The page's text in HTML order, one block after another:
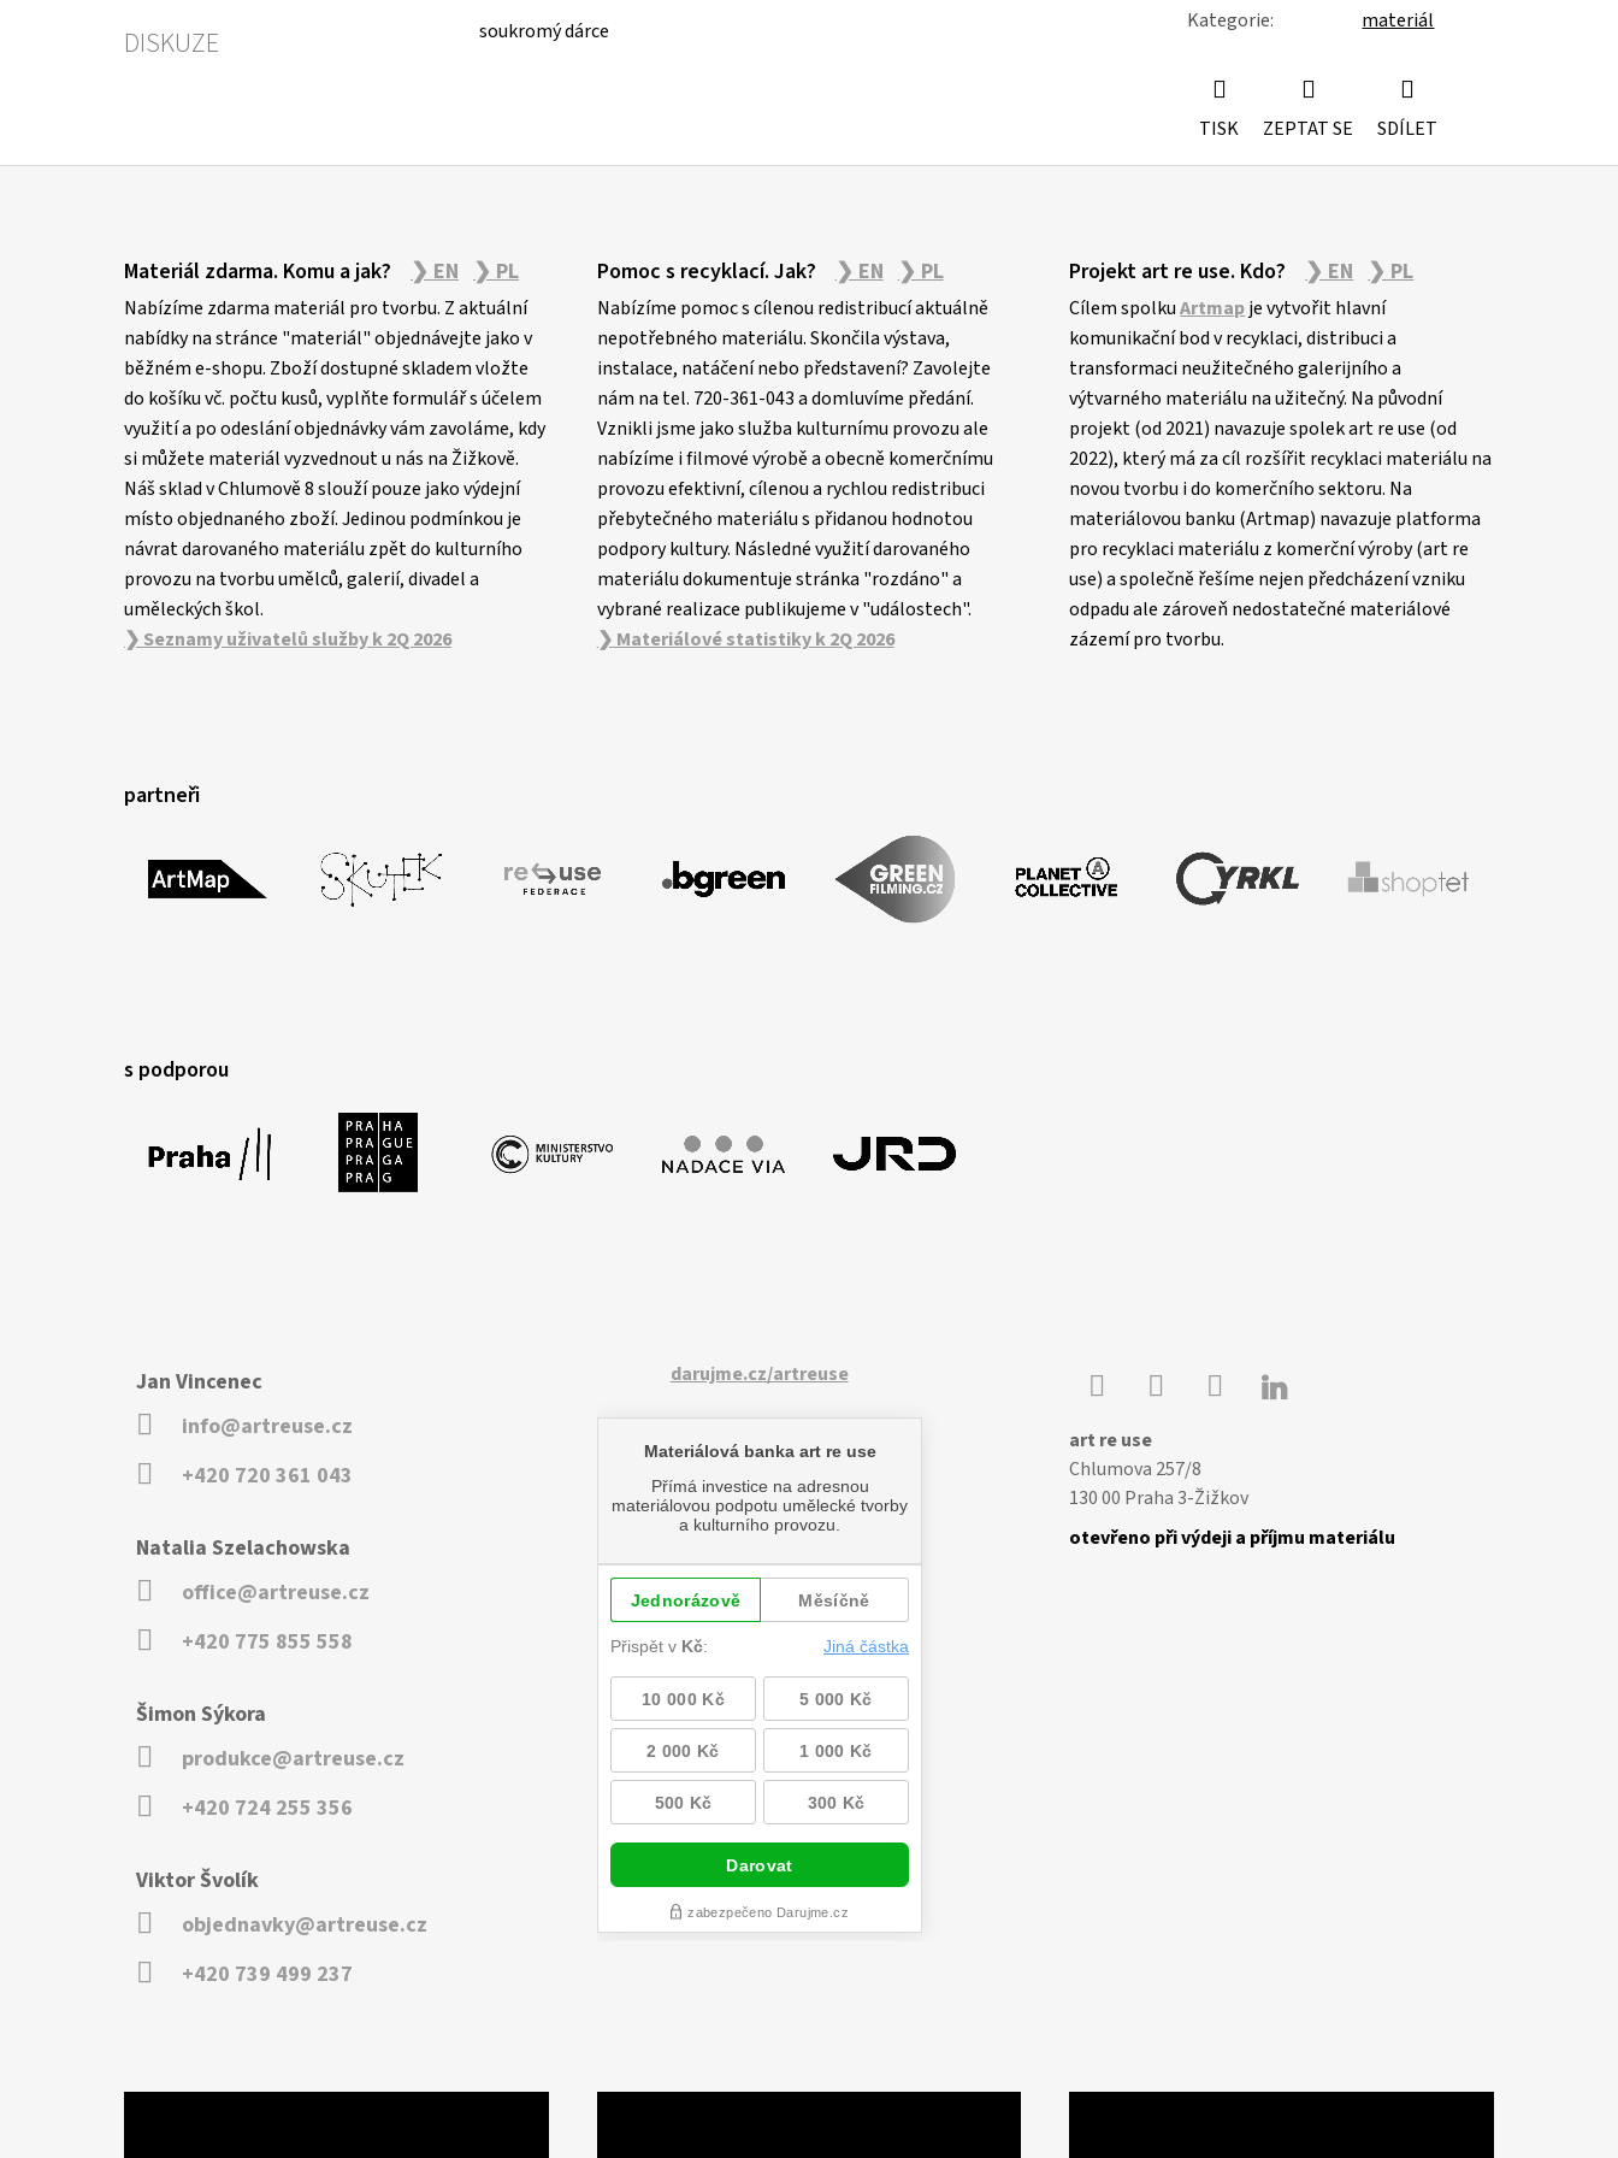
DISKUZE
soukromý dárce
Kategorie: materiál
TISK ZEPTAT SE SDÍLET
Materiál zdarma. Komu a jak? ❯ EN ❯ PL
Nabízíme zdarma materiál pro tvorbu. Z aktuální
nabídky na stránce "materiál" objednávejte jako v
běžném e-shopu. Zboží dostupné skladem vložte
do košíku vč. počtu kusů, vyplňte formulář s účelem
využití a po odeslání objednávky vám zavoláme, kdy
si můžete materiál vyzvednout u nás na Žižkově.
Náš sklad v Chlumově 8 slouží pouze jako výdejní
místo objednaného zboží. Jedinou podmínkou je
návrat darovaného materiálu zpět do kulturního
provozu na tvorbu umělců, galerií, divadel a
uměleckých škol.
❯ Seznamy uživatelů služby k 2Q 2026
Pomoc s recyklací. Jak? ❯ EN ❯ PL
Nabízíme pomoc s cílenou redistribucí aktuálně
nepotřebného materiálu. Skončila výstava,
instalace, natáčení nebo představení? Zavolejte
nám na tel. 720-361-043 a domluvíme předání.
Vznikli jsme jako služba kulturnímu provozu ale
nabízíme i filmové výrobě a obecně komerčnímu
provozu efektivní, cílenou a rychlou redistribuci
přebytečného materiálu s přidanou hodnotou
podpory kultury. Následné využití darovaného
materiálu dokumentuje stránka "rozdáno" a
vybrané realizace publikujeme v "událostech".
❯ Materiálové statistiky k 2Q 2026
Projekt art re use. Kdo? ❯ EN ❯ PL
Cílem spolkuArtmapje vytvořit hlavní
komunikační bod v recyklaci, distribuci a
transformaci neužitečného galerijního a
výtvarného materiálu na užitečný. Na původní
projekt (od 2021) navazuje spolek art re use (od
2022), který má za cíl rozšířit recyklaci materiálu na
novou tvorbu i do komerčního sektoru. Na
materiálovou banku (Artmap) navazuje platforma
pro recyklaci materiálu z komerční výroby (art re
use) a společně řešíme nejen předcházení vzniku
odpadu ale zároveň nedostatečné materiálové
zázemí pro tvorbu.
partneři
s podporou
Jan Vincenec
info@artreuse.cz
+420 720 361 043
Natalia Szelachowska
office@artreuse.cz
+420 775 855 558
Šimon Sýkora
produkce@artreuse.cz
+420 724 255 356
Viktor Švolík
objednavky@artreuse.cz
+420 739 499 237
darujme.cz/artreuse 
art re use
Chlumova 257/8
130 00 Praha 3-Žižkov
otevřeno při výdeji a příjmu materiálu